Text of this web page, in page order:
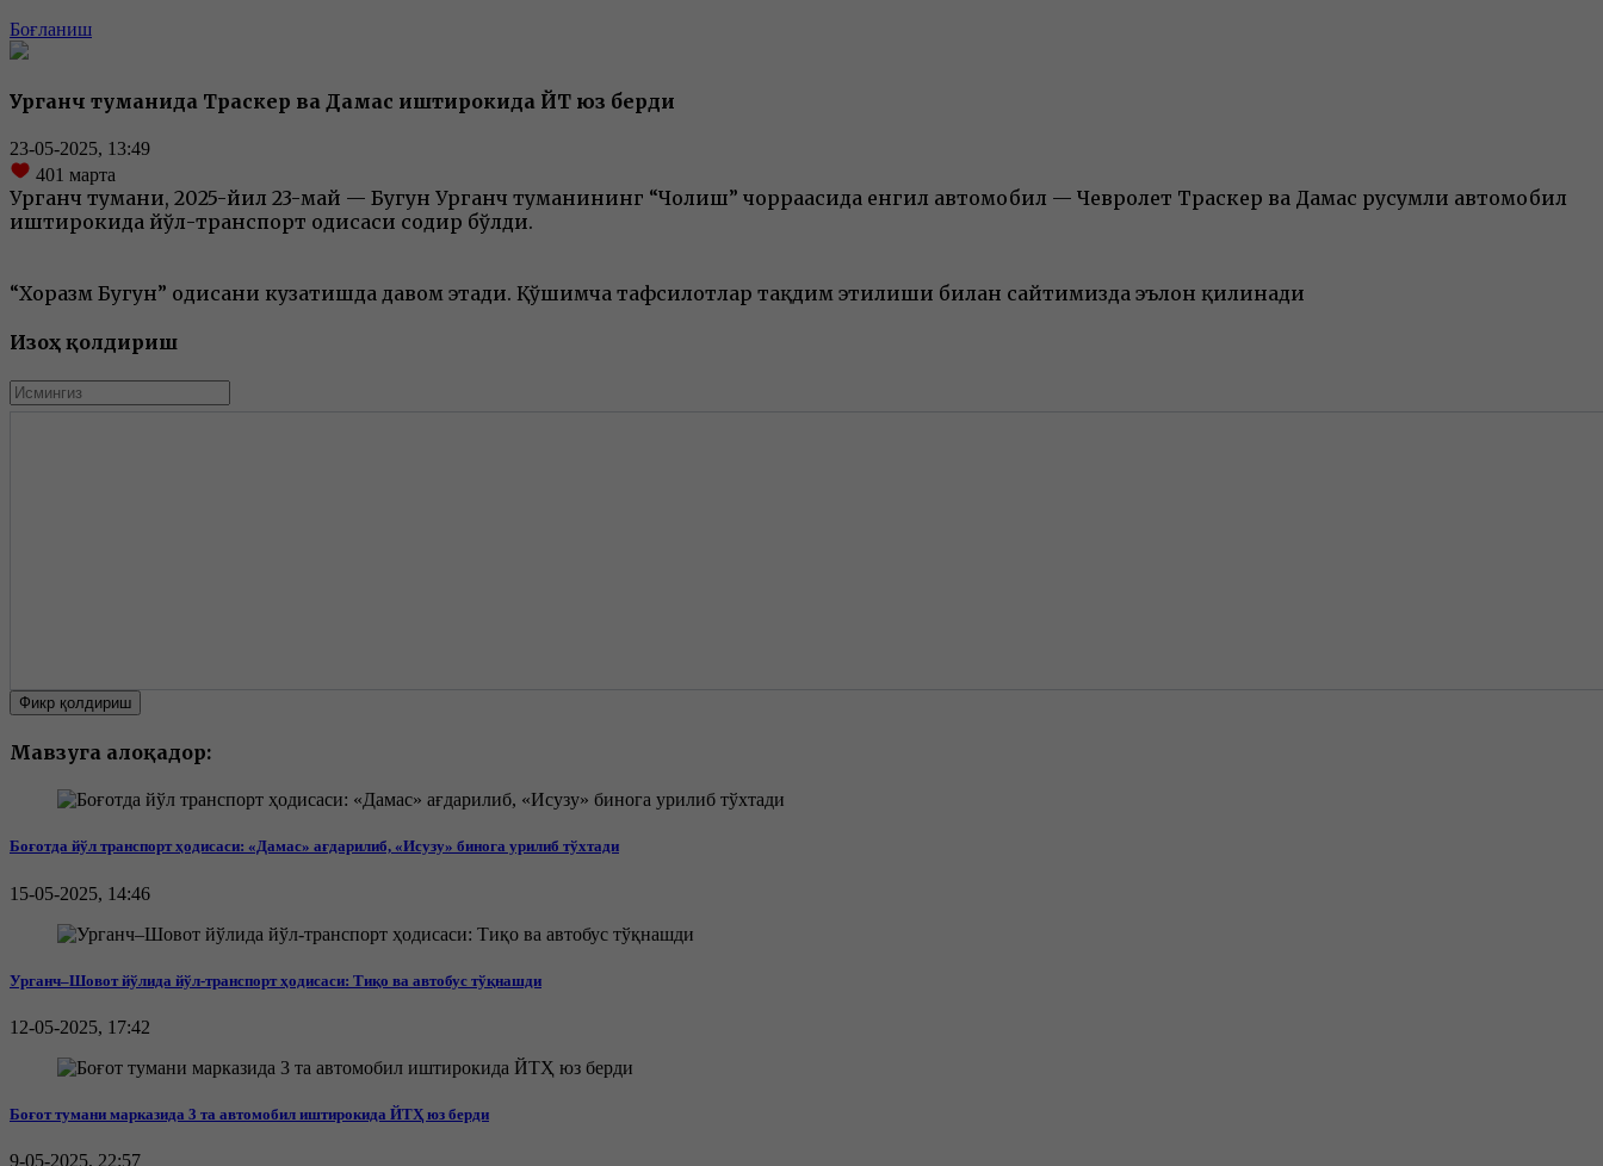
Боғланиш
Урганч туманида Траcкер ва Дамас иштирокида ЙТҲ юз берди
23-05-2025, 13:49
401 марта
Урганч тумани, 2025-йил 23-май — Бугун Урганч туманининг “Чолиш” чорраҳасида енгил автомобил — Чевролет Траcкер ва Дамас русумли автомобил
иштирокида йўл-транспорт ҳодисаси содир бўлди.
“Хоразм Бугун” ҳодисани кузатишда давом этади. Қўшимча тафсилотлар тақдим этилиши билан сайтимизда эълон қилинади
Изоҳ қолдириш
Фикр қолдириш
Мавзуга алоқадор:
Боғотда йўл транспорт ҳодисаси: «Дамас» ағдарилиб, «Исузу» бинога урилиб тўхтади
15-05-2025, 14:46
Урганч–Шовот йўлида йўл-транспорт ҳодисаси: Тиқо ва автобус тўқнашди
12-05-2025, 17:42
Боғот тумани марказида 3 та автомобил иштирокида ЙТҲ юз берди
9-05-2025, 22:57